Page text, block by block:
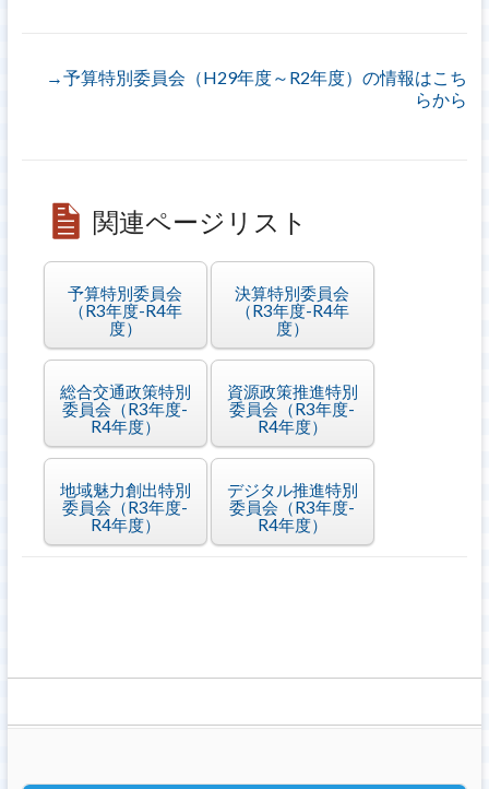
→予算特別委員会（H29年度～R2年度）の情報はこち
らから
関連ページリスト
予算特別委員会
（R3年度-R4年
度）
決算特別委員会
（R3年度-R4年
度）
総合交通政策特別
委員会（R3年度-
R4年度）
資源政策推進特別
委員会（R3年度-
R4年度）
地域魅力創出特別
委員会（R3年度-
R4年度）
デジタル推進特別
委員会（R3年度-
R4年度）